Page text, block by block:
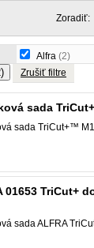
Zoradiť:
Alfra (2)
Zrušiť filtre
sada
sada TriCut+™
01653 TriCut+
sada ALFRA